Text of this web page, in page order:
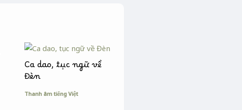
Ca dao, tục ngữ về
Đèn
Thanh âm tiếng Việt